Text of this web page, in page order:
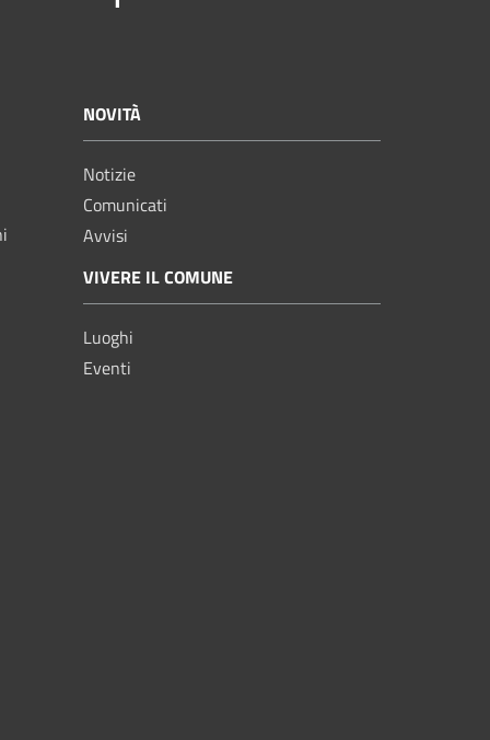
NOVITÀ
Notizie
Comunicati
Avvisi
VIVERE IL COMUNE
Luoghi
Eventi